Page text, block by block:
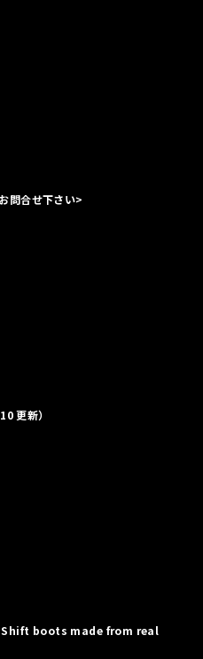
問合せ下さい>
更新）
Shift boots made from real